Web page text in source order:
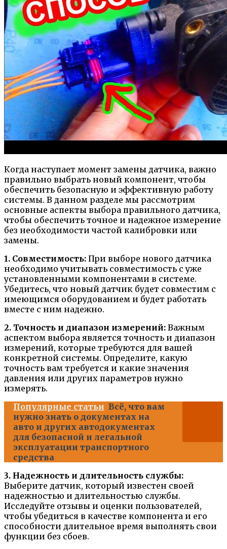
Когда наступает момент замены датчика, важно
правильно выбрать новый компонент, чтобы
обеспечить безопасную и эффективную работу
системы. В данном разделе мы рассмотрим
основные аспекты выбора правильного датчика,
чтобы обеспечить точное и надежное измерение
без необходимости частой калибровки или
замены.
1. Совместимость: При выборе нового датчика
необходимо учитывать совместимость с уже
установленными компонентами в системе.
Убедитесь, что новый датчик будет совместим с
имеющимся оборудованием и будет работать
вместе с ним надежно.
2. Точность и диапазон измерений: Важным
аспектом выбора является точность и диапазон
измерений, которые требуются для вашей
конкретной системы. Определите, какую
точность вам требуется и какие значения
давления или других параметров нужно
измерять.
Популярные статьи Всё, что вам
нужно знать о документах на
авто и других автодокументах
для безопасной и легальной
эксплуатации транспортного
средства
3. Надежность и длительность службы:
Выберите датчик, который известен своей
надежностью и длительностью службы.
Исследуйте отзывы и оценки пользователей,
чтобы убедиться в качестве компонента и его
способности длительное время выполнять свои
функции без сбоев.